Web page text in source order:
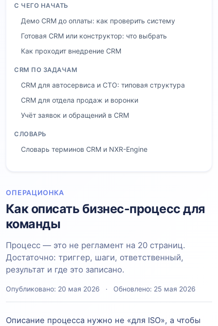
С ЧЕГО НАЧАТЬ
Демо CRM до оплаты: как проверить систему
Готовая CRM или конструктор: что выбрать
Как проходит внедрение CRM
CRM ПО ЗАДАЧАМ
CRM для автосервиса и СТО: типовая структура
CRM для отдела продаж и воронки
Учёт заявок и обращений в CRM
СЛОВАРЬ
Словарь терминов CRM и NXR-Engine
ОПЕРАЦИОНКА
Как описать бизнес-процесс для
команды
Процесс — это не регламент на 20 страниц.
Достаточно: триггер, шаги, ответственный,
результат и где это записано.
Опубликовано: 20 мая 2026 · Обновлено: 25 мая 2026
Описание процесса нужно не «для ISO», а чтобы